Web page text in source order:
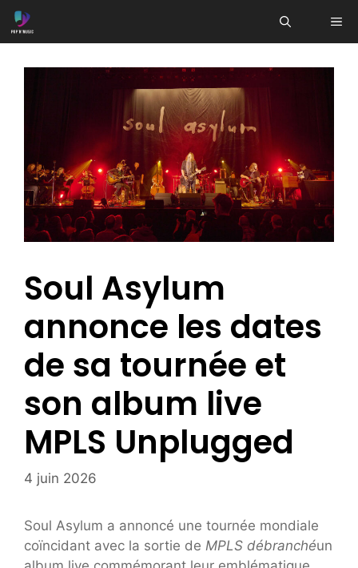
Aller
au
Soul Asylum
annonce les dates
de sa tournée et
son album live
MPLS Unplugged
4 juin 2026
Soul Asylum a annoncé une tournée mondiale
coïncidant avec la sortie de MPLS débranchéun